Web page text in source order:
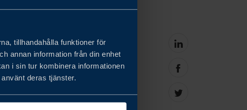
tillhandahålla funktioner för
annan information från din enhet
i sin tur kombinera informationen
deras tjänster.
efterlevnad och vidta
med att stärka
konsekvenser måste
Share
linkedin
Share
facebook
Share